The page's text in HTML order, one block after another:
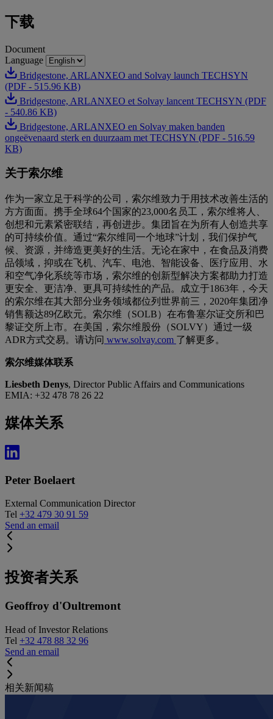
下载
Document
Language
Bridgestone, ARLANXEO and Solvay launch TECHSYN
(PDF - 515.96 KB)
Bridgestone, ARLANXEO et Solvay lancent TECHSYN (PDF
- 540.86 KB)
Bridgestone, ARLANXEO en Solvay maken banden
ongeëvenaard sterk en duurzaam met TECHSYN (PDF - 516.59
KB)
关于索尔维
作为一家立足于科学的公司，索尔维致力于用技术改善生活的
方方面面。携手全球64个国家的23,000名员工，索尔维将人、
创想和元素紧密联结，再创进步。集团旨在为所有人创造共享
的可持续价值。通过“索尔维同一个地球”计划，我们保护气
候、资源，并缔造更美好的生活。无论在家中，在食品及消费
品领域，抑或在飞机、汽车、电池、智能设备、医疗应用、水
和空气净化系统等市场，索尔维的创新型解决方案都助力打造
更安全、更洁净、更具可持续性的产品。成立于1863年，今天
的索尔维在其大部分业务领域都位列世界前三，2020年集团净
销售额达89亿欧元。索尔维（SOLB）在布鲁塞尔证交所和巴
黎证交所上市。在美国，索尔维股份（SOLVY）通过一级
ADR方式交易。请访问 www.solvay.com 了解更多。
索尔维媒体联系
Liesbeth Denys, Director Public Affairs and Communications
EMIA: +32 478 78 26 22
媒体关系
Peter Boelaert
External Communication Director
Tel +32 479 30 91 59
Send an email
投资者关系
Geoffroy d'Oultremont
Head of Investor Relations
Tel +32 478 88 32 96
Send an email
相关新闻稿